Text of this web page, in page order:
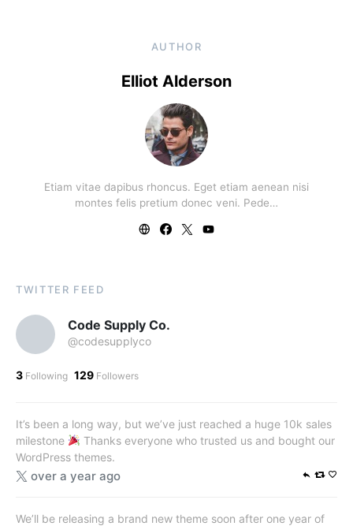
AUTHOR
Elliot Alderson
Etiam vitae dapibus rhoncus. Eget etiam aenean nisi
montes felis pretium donec veni. Pede…
TWITTER FEED
Code Supply Co.
@codesupplyco
3 Following 129 Followers
It’s been a long way, but we’ve just reached a huge 10k sales
milestone
Thanks everyone who trusted us and bought our
WordPress themes.
over a year ago
We’ll be releasing a brand new theme soon after one year of